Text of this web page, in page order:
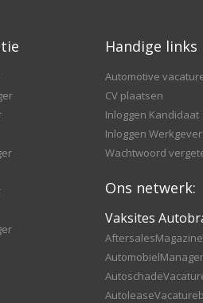
Handige links
Automotive
CV plaatsen
Inloggen Kandidaat
Inloggen Werkgever
Wachtwoord
Ons netwerk:
Vaksites